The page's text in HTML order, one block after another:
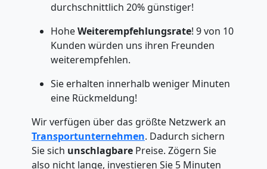
durchschnittlich 20% günstiger!
HoheWeiterempfehlungsrate! 9 von 10
Kunden würden uns ihren Freunden
weiterempfehlen.
Sie erhalten innerhalb weniger Minuten
eine Rückmeldung!
Wir verfügen über das größte Netzwerk an
Transportunternehmen. Dadurch sichern
Sie sich unschlagbare Preise. Zögern Sie
also nicht lange, investieren Sie 5 Minuten